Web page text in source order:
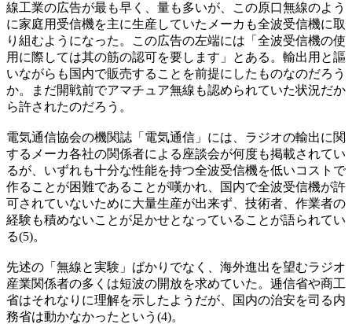
線工業の広告が最も早く、量も多いが、この原口無線のよう
に家庭用受信機を主に生産していたメーカも全波受信機に取
り組むようになった。この広告の左端には「全波受信機の使
用に際しては其の筋の認可を要します」とある。輸出用と謳
いながらも国内で販売することを前提にしたものなのだろう
か。まだ開戦前でアマチュア無線も認められていた状況だか
ら許されたのだろう。
電気通信協会の機関誌「電気通信」には、ラジオの輸出に関
するメーカ各社の関係者による座談会が何度も掲載されてい
るが、いずれも十分な性能を持つ全波受信機を低いコストで
作ることが困難であることが嘆かれ、国内で全波受信機が許
可されていないために大量生産が出来ず、技術者、作業者の
経験も積めないことが足かせとなっていることが語られてい
る(5)。
先述の「無線と実験」ばかりでなく、海外進出を望むラジオ
産業関係者の多くは短波の開放を求めていた。逓信省や商工
省はそれなりに理解を示したようだが、国内の治安を司る内
務省は動かなかったという(4)。